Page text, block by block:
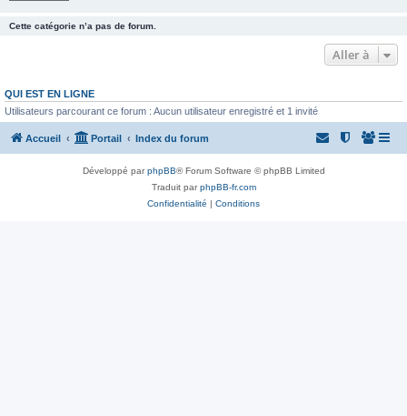
Cette catégorie n’a pas de forum.
Aller à
QUI EST EN LIGNE
Utilisateurs parcourant ce forum : Aucun utilisateur enregistré et 1 invité
Accueil Portail Index du forum
Développé parphpBB® Forum Software © phpBB Limited
Traduit parphpBB-fr.com
Confidentialité | Conditions